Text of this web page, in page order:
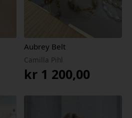
Aubrey Belt
Camilla Pihl
kr1 200,00